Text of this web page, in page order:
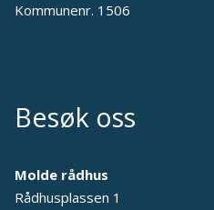
Kommunenr. 1506
Besøk oss
Molde rådhus
Rådhusplassen 1